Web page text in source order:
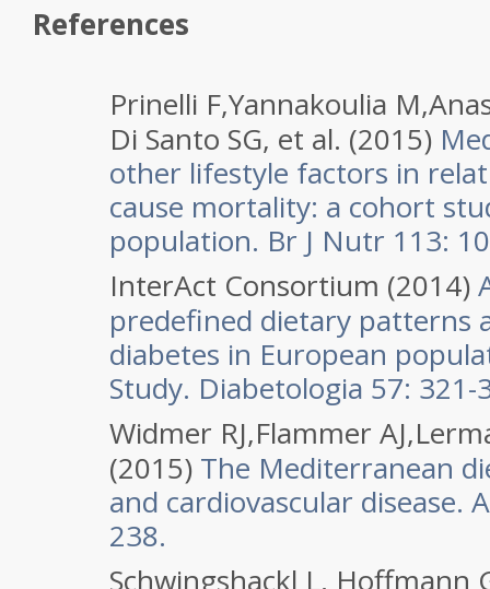
References
Prinelli F,Yannakoulia
Di Santo SG, et al. (2015)
other lifestyle factors in
cause mortality: a cohort
population. Br J Nutr 113:
InterAct Consortium (2014)
predefined dietary patterns
diabetes in European
Study. Diabetologia 57: 321-
Widmer RJ,Flammer
(2015) The Mediterranean
and cardiovascular disease.
238.
Schwingshackl L, Hoffmann